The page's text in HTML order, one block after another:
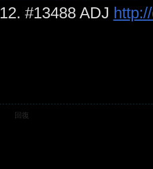
12. #13488 ADJ
回復